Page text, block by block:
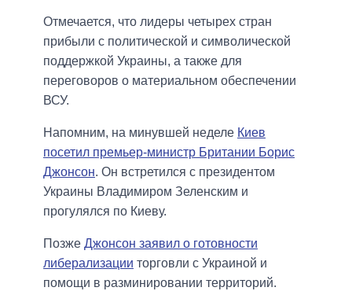
Отмечается, что лидеры четырех стран
прибыли с политической и символической
поддержкой Украины, а также для
переговоров о материальном обеспечении
ВСУ.
Напомним, на минувшей неделе Киев
посетил премьер-министр Британии Борис
Джонсон. Он встретился с президентом
Украины Владимиром Зеленским и
прогулялся по Киеву.
Позже Джонсон заявил о готовности
либерализации торговли с Украиной и
помощи в разминировании территорий.